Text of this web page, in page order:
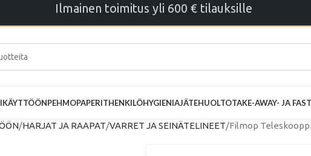
Ilmainen toimitus yli 600 € tilauksille
PEHMOPAPERITHENKILÖHYGIENIAJÄTEHUOLTOTAKE-AWAY- JA
HARJAT JA RAAPAT VARRET JA SEINÄTELINEET Filmop